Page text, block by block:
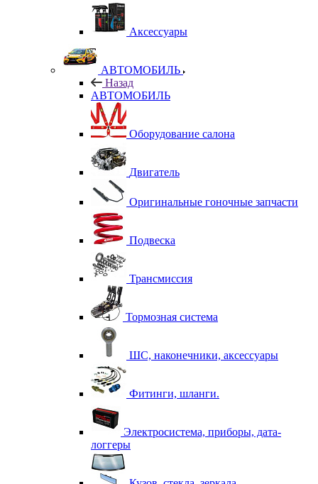
Аксессуары
АВТОМОБИЛЬ
Назад
АВТОМОБИЛЬ
Оборудование салона
Двигатель
Оригинальные гоночные запчасти
Подвеска
Трансмиссия
Тормозная система
ШС, наконечники, аксессуары
Фитинги, шланги.
Электросистема, приборы, дата-
логгеры